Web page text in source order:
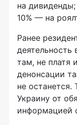
на
10% — на
Ранее
деятельность
там, не платя
денонсации
не
Украину от
информацией